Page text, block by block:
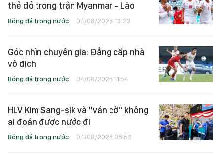
thẻ đỏ trong trận Myanmar - Lào
Bóng đá trong nước 04/08/2026 13:23
Góc nhìn chuyên gia: Đẳng cấp nhà
vô địch
Bóng đá trong nước 04/08/2026 11:54
HLV Kim Sang-sik và "ván cờ" không
ai đoán được nước đi
Bóng đá trong nước 04/08/2026 06:52